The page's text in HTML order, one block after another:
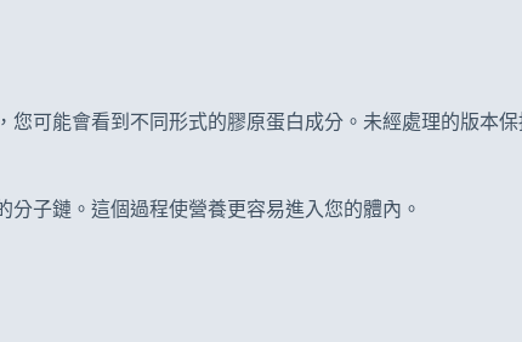
可能會看到不同形式的膠原蛋白成分。未經處理的版本
子鏈。這個過程使營養更容易進入您的體內。